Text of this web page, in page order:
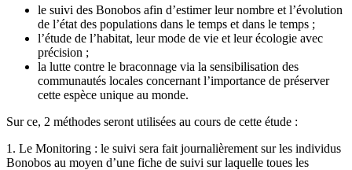
le suivi des Bonobos afin d’estimer leur nombre et l’évolution
de l’état des populations dans le temps et dans le temps ;
l’étude de l’habitat, leur mode de vie et leur écologie avec
précision ;
la lutte contre le braconnage via la sensibilisation des
communautés locales concernant l’importance de préserver
cette espèce unique au monde.
Sur ce, 2 méthodes seront utilisées au cours de cette étude :
1. Le Monitoring : le suivi sera fait journalièrement sur les individus
Bonobos au moyen d’une fiche de suivi sur laquelle toues les